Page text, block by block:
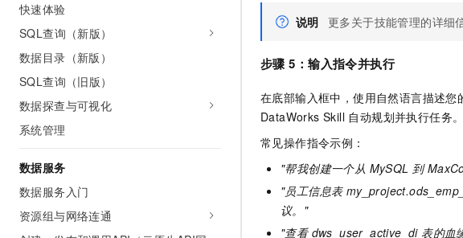
快速体验
SQL查询（新版）
数据目录（新版）
SQL查询（旧版）
数据探查与可视化
系统管理
数据服务
数据服务入门
资源组与网络连通
说明 更多关于技能管理的详细
步骤 5：输入指令并执行
在底部输入框中，使用自然语言描述
DataWorks Skill 自动规划并执行任务。
常见操作指令示例：
"帮我创建一个从 MySQL 到
"员工信息表
议。"
"查看 dws_user_active_di 表的血